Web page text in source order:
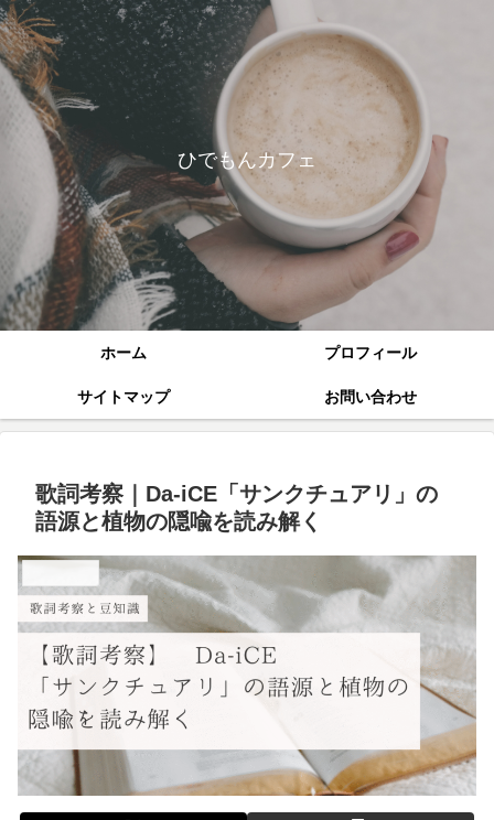
ひでもんカフェ
ホーム プロフィール
サイトマップ お問い合わせ
歌詞考察｜Da-iCE「サンクチュアリ」の
語源と植物の隠喩を読み解く